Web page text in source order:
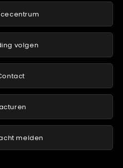
volgen
melden